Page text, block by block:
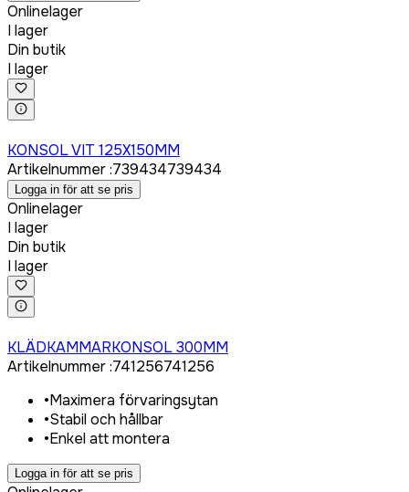
Onlinelager
I lager
Din butik
I lager
KONSOL VIT 125X150MM
Artikelnummer:739434739434
Logga in för att se pris
Onlinelager
I lager
Din butik
I lager
KLÄDKAMMARKONSOL 300MM
Artikelnummer:741256741256
•Maximera förvaringsytan
•Stabil och hållbar
•Enkel att montera
Logga in för att se pris